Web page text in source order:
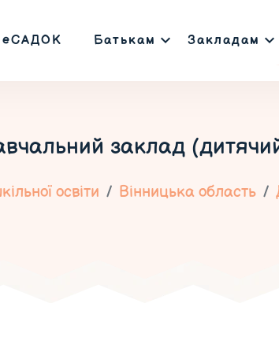
еСАДОК Батькам Закладам
заклад
освіти Вінницька область